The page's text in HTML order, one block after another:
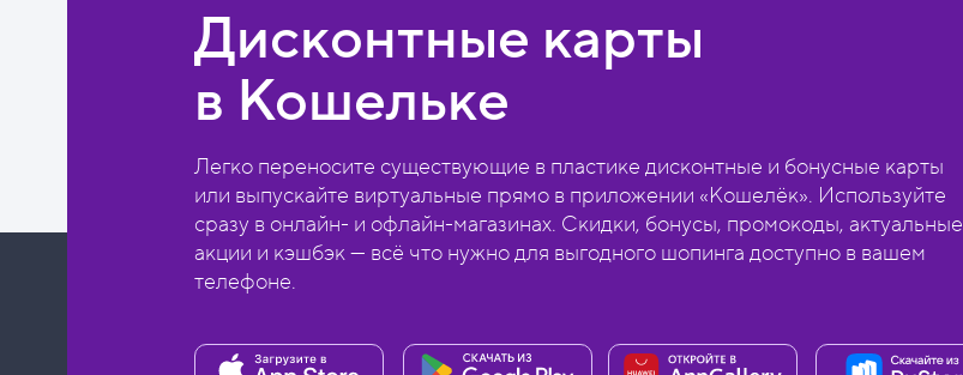
Дисконтные карты
в Кошельке
Легко переносите существующие в пластике дисконтные и бонусные карты
или выпускайте виртуальные прямо в приложении «Кошелёк». Используйте
сразу в онлайн- и офлайн-магазинах. Скидки, бонусы, промокоды, актуальные
акции и кэшбэк — всё что нужно для выгодного шопинга доступно в вашем
телефоне.